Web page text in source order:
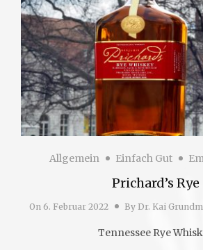
Allgemein Einfach Gut
Prichard’s Rye
On 6. Februar 2022 By Dr. Kai
Tennessee Rye